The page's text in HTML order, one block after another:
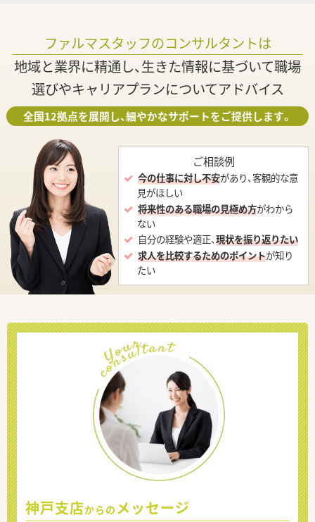
ファルマスタッフのコンサルタントは
地域と業界に精通し、生きた情報に基づいて職場
選びやキャリアプランについてアドバイス
全国12拠点を展開し、細やかなサポートをご提供します。
ご相談例
今の仕事に対し不安があり、客観的な意
見がほしい
将来性のある職場の見極め方がわから
ない
自分の経験や適正、現状を振り返りたい
求人を比較するためのポイントが知り
たい
神戸支店からの メッセージ